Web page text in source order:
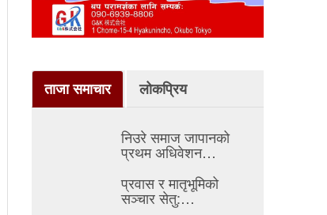
ताजा समाचार लोकप्रिय
निउरे समाज जापानको
प्रथम अधिवेशन…
प्रवास र मातृभूमिको
सञ्चार सेतु:…